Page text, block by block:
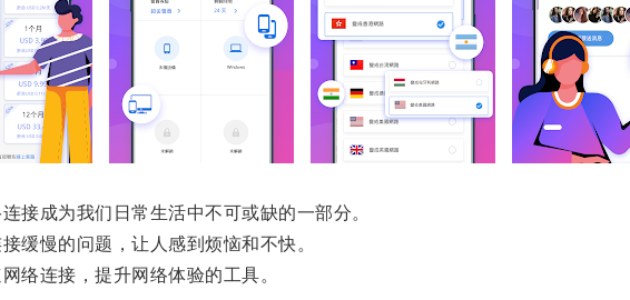
成为我们日常生活中不可或缺的一部分。
慢的问题，让人感到烦恼和不快。
连接，提升网络体验的工具。